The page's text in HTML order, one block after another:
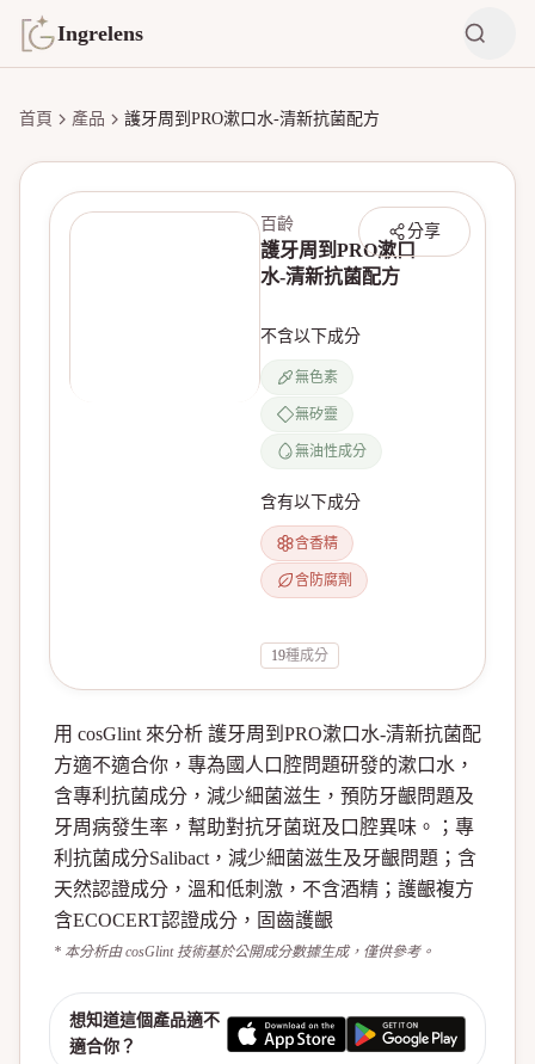
Ingrelens
首頁 產品 護牙周到PRO漱口水-清新抗菌配方
分享
百齡
護牙周到PRO漱口
水-清新抗菌配方
不含以下成分
無色素
無矽靈
無油性成分
含有以下成分
含香精
含防腐劑
19種成分
用 cosGlint 來分析 護牙周到PRO漱口水-清新抗菌配
方適不適合你，專為國人口腔問題研發的漱口水，
含專利抗菌成分，減少細菌滋生，預防牙齦問題及
牙周病發生率，幫助對抗牙菌斑及口腔異味。；專
利抗菌成分Salibact，減少細菌滋生及牙齦問題；含
天然認證成分，溫和低刺激，不含酒精；護齦複方
含ECOCERT認證成分，固齒護齦
* 本分析由 cosGlint 技術基於公開成分數據生成，僅供參考。
想知道這個產品適不
適合你？